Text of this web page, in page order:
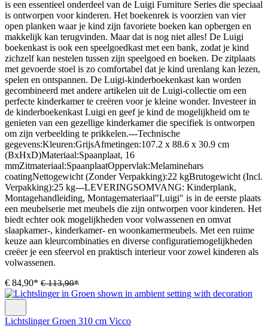
is een essentieel onderdeel van de Luigi Furniture Series die speciaal
is ontworpen voor kinderen. Het boekenrek is voorzien van vier
open planken waar je kind zijn favoriete boeken kan opbergen en
makkelijk kan terugvinden. Maar dat is nog niet alles! De Luigi
boekenkast is ook een speelgoedkast met een bank, zodat je kind
zichzelf kan nestelen tussen zijn speelgoed en boeken. De zitplaats
met gevoerde stoel is zo comfortabel dat je kind urenlang kan lezen,
spelen en ontspannen. De Luigi-kinderboekenkast kan worden
gecombineerd met andere artikelen uit de Luigi-collectie om een
perfecte kinderkamer te creëren voor je kleine wonder. Investeer in
de kinderboekenkast Luigi en geef je kind de mogelijkheid om te
genieten van een gezellige kinderkamer die specifiek is ontworpen
om zijn verbeelding te prikkelen.---Technische
gegevens:Kleuren:GrijsAfmetingen:107.2 x 88.6 x 30.9 cm
(BxHxD)Materiaal:Spaanplaat, 16
mmZitmateriaal:SpaanplaatOppervlak:Melaminehars
coatingNettogewicht (Zonder Verpakking):22 kgBrutogewicht (Incl.
Verpakking):25 kg---LEVERINGSOMVANG: Kinderplank,
Montagehandleiding, Montagemateriaal"Luigi" is in de eerste plaats
een meubelserie met meubels die zijn ontworpen voor kinderen. Het
biedt echter ook mogelijkheden voor volwassenen en omvat
slaapkamer-, kinderkamer- en woonkamermeubels. Met een ruime
keuze aan kleurcombinaties en diverse configuratiemogelijkheden
creëer je een sfeervol en praktisch interieur voor zowel kinderen als
volwassenen.
€ 84,90* € 113,90*
Lichtslinger Groen 310 cm Vicco